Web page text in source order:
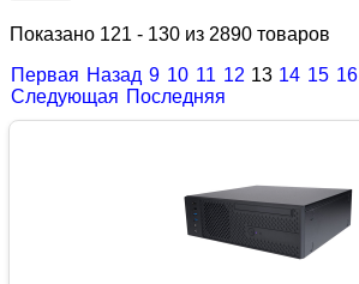
Показано 121 - 130 из 2890 товаров
Первая Назад 9 10 11 12 13 14 15 16
Следующая Последняя